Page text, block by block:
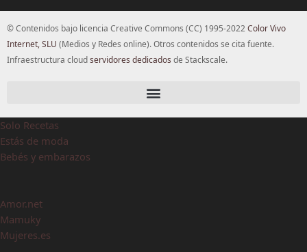
© Contenidos bajo licencia Creative Commons (CC) 1995-2022Color Vivo
Internet, SLU (Medios y Redes online). Otros contenidos se cita fuente.
Infraestructura cloudservidores dedicados de Stackscale.
Solo Recetas
Estás de moda
Bebés y embarazos
Amor.net
Mamuky
Mujeres.es